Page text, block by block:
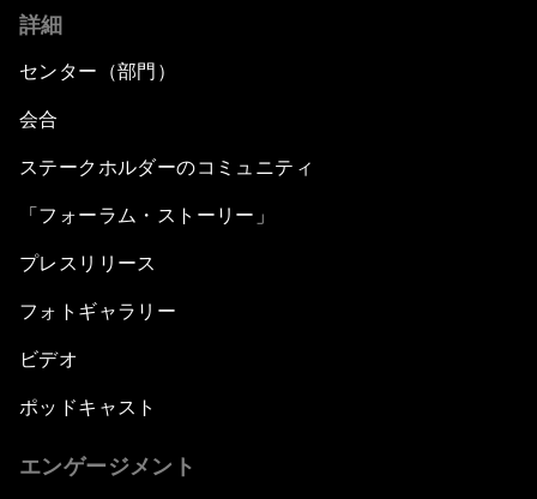
詳細
センター（部門）
会合
ステークホルダーのコミュニティ
「フォーラム・ストーリー」
プレスリリース
フォトギャラリー
ビデオ
ポッドキャスト
エンゲージメント